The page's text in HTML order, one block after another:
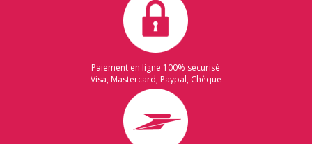
Paiement en ligne 100% sécurisé
Visa, Mastercard, Paypal, Chèque